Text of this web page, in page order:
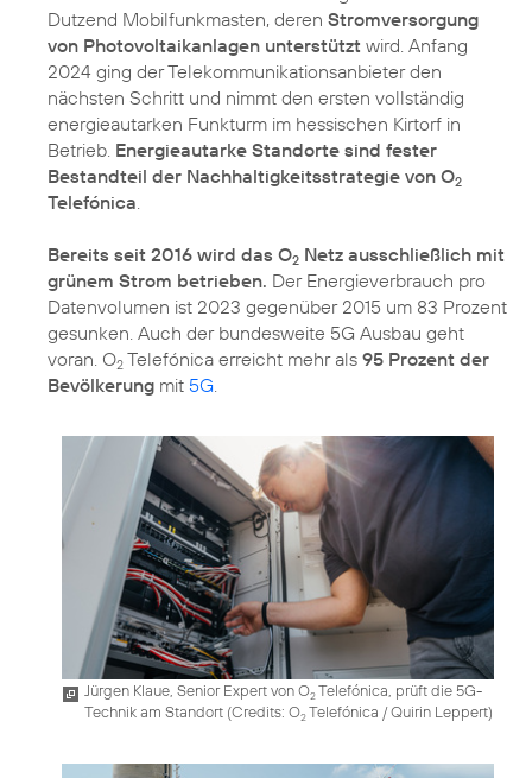
Dutzend Mobilfunkmasten, deren Stromversorgung
von Photovoltaikanlagen unterstützt wird. Anfang
2024 ging der Telekommunikationsanbieter den
nächsten Schritt und nimmt den ersten vollständig
energieautarken Funkturm im hessischen Kirtorf in
Betrieb. Energieautarke Standorte sind fester
Bestandteil der Nachhaltigkeitsstrategie von O2
Telefónica
Bereits seit 2016 wird das O2 Netz ausschließlich mit
grünem Strom betrieben. Der Energieverbrauch pro
Datenvolumen ist 2023 gegenüber 2015 um 83 Prozent
gesunken. Auch der bundesweite 5G Ausbau geht
voran. O2 Telefónica erreicht mehr als 95 Prozent der
Bevölkerung mit 5G
Jürgen Klaue, Senior Expert von O2Telefónica, prüft die 5G-
Technik am Standort (Credits: O2Telefónica / Quirin Leppert)